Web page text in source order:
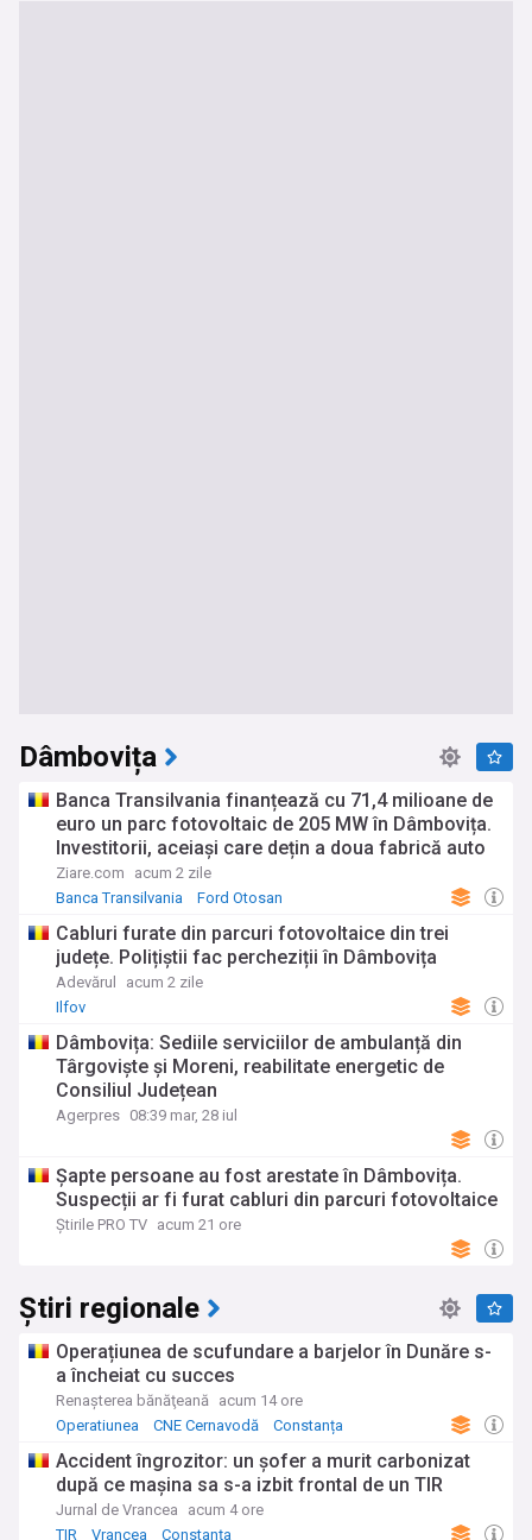
Dâmbovița
Banca Transilvania finanțează cu 71,4 milioane de
euro un parc fotovoltaic de 205 MW în Dâmbovița.
Investitorii, aceiași care dețin a doua fabrică auto
din țară
Ziare.com
acum 2 zile
Banca Transilvania
Ford Otosan
Cabluri furate din parcuri fotovoltaice din trei
județe. Polițiștii fac percheziții în Dâmbovița
Adevărul
acum 2 zile
Ilfov
Dâmbovița: Sediile serviciilor de ambulanță din
Târgoviște și Moreni, reabilitate energetic de
Consiliul Județean
Agerpres 08:39 mar, 28 iul
Șapte persoane au fost arestate în Dâmbovița.
Suspecții ar fi furat cabluri din parcuri fotovoltaice
Știrile PRO TV acum 21 ore
Știri regionale
Operațiunea de scufundare a barjelor în Dunăre s-
a încheiat cu succes
Renaşterea bănăţeană acum 14 ore
Operatiunea
CNE Cernavodă Constanța
Accident îngrozitor: un șofer a murit carbonizat
după ce mașina sa s-a izbit frontal de un TIR
Jurnal de Vrancea
acum 4 ore
TIR
Vrancea Constanța